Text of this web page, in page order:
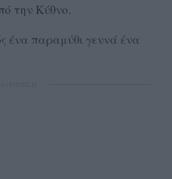
την Κύθνο.
ένα παραμύθι γεννά ένα